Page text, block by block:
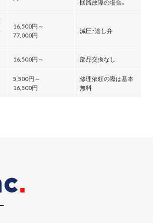
回路故障の場合。
16,500円～
77,000円
減圧・逃し弁
16,500円～ 部品交換なし
5,500円～
16,500円
修理依頼の際は基本
無料